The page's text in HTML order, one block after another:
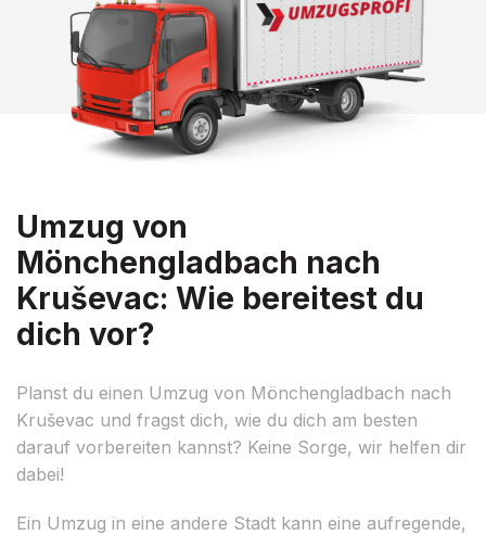
Umzug von
Mönchengladbach nach
Kruševac: Wie bereitest du
dich vor?
Planst du einen Umzug von Mönchengladbach nach
Kruševac und fragst dich, wie du dich am besten
darauf vorbereiten kannst? Keine Sorge, wir helfen dir
dabei!
Ein Umzug in eine andere Stadt kann eine aufregende,